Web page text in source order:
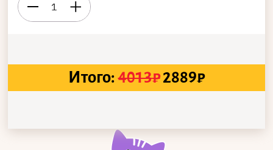
1
Итого: 4013₽2889₽